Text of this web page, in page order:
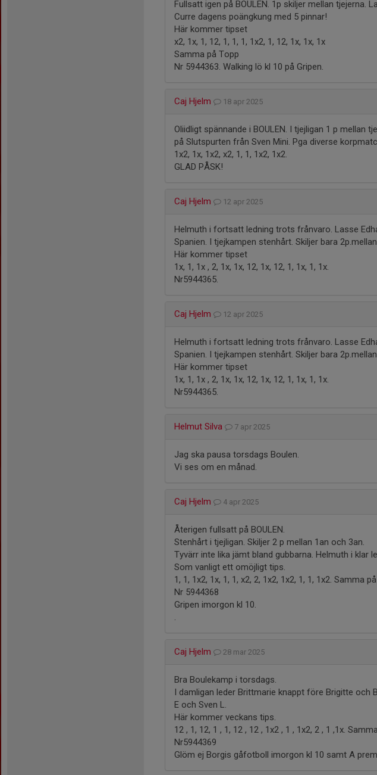
Fullsatt igen på BOULEN. 1p skiljer mellan tjejerna.
Curre dagens poängkung med 5 pinnar!
Här kommer tipset
x2, 1x, 1, 12, 1, 1, 1, 1x2, 1, 12, 1x, 1x, 1x
Samma på Topp
Nr 5944363. Walking lö kl 10 på Gripen.
Caj Hjelm 18 apr 2025
Oliidligt spännande i BOULEN. I tjejligan 1 p mellan
på Slutspurten från Sven Mini. Pga diverse
1x2, 1x, 1x2, x2, 1, 1, 1x2, 1x2.
GLAD PÅSK!
Caj Hjelm 12 apr 2025
Helmuth i fortsatt ledning trots frånvaro. Lasse
Spanien. I tjejkampen stenhårt. Skiljer bara
Här kommer tipset
1x, 1, 1x , 2, 1x, 1x, 12, 1x, 12, 1, 1x, 1, 1x.
Nr5944365.
Caj Hjelm 12 apr 2025
Helmuth i fortsatt ledning trots frånvaro. Lasse
Spanien. I tjejkampen stenhårt. Skiljer bara
Här kommer tipset
1x, 1, 1x , 2, 1x, 1x, 12, 1x, 12, 1, 1x, 1, 1x.
Nr5944365.
Helmut Silva 7 apr 2025
Jag ska pausa torsdags Boulen.
Vi ses om en månad.
Caj Hjelm 4 apr 2025
Återigen fullsatt på BOULEN.
Stenhårt i tjejligan. Skiljer 2 p mellan 1an och 3an.
Tyvärr inte lika jämt bland gubbarna. Helmuth i klar
Som vanligt ett omöjligt tips.
1, 1, 1x2, 1x, 1, 1, x2, 2, 1x2, 1x2, 1, 1, 1x2. Samma
Nr 5944368
Gripen imorgon kl 10.
.
Caj Hjelm 28 mar 2025
Bra Boulekamp i torsdags.
I damligan leder Brittmarie knappt före Brigitte och
E och Sven L.
Här kommer veckans tips.
12 , 1, 12, 1 , 1, 12 , 12 , 1x2 , 1 , 1x2, 2 , 1 ,1x.
Nr5944369
Glöm ej Borgis gåfotboll imorgon kl 10 samt A